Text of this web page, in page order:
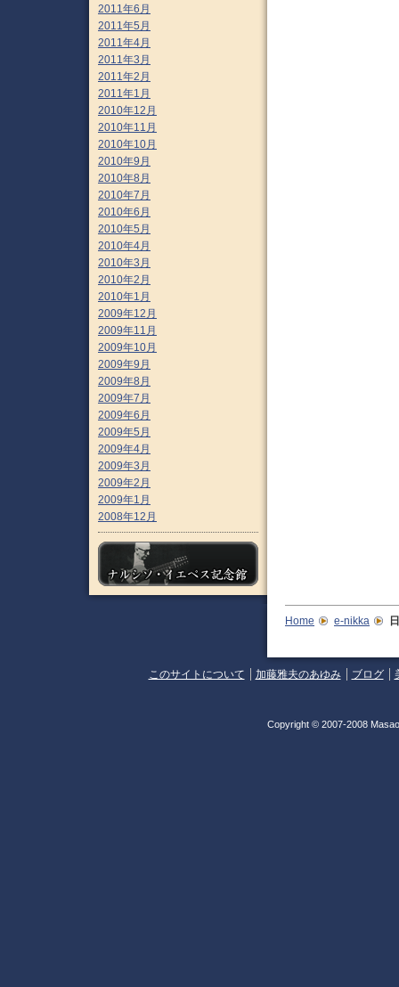
2011年6月
2011年5月
2011年4月
2011年3月
2011年2月
2011年1月
2010年12月
2010年11月
2010年10月
2010年9月
2010年8月
2010年7月
2010年6月
2010年5月
2010年4月
2010年3月
2010年2月
2010年1月
2009年12月
2009年11月
2009年10月
2009年9月
2009年8月
2009年7月
2009年6月
2009年5月
2009年4月
2009年3月
2009年2月
2009年1月
2008年12月
Home e-nikka
このサイトについて 加藤雅夫のあゆみ ブログ
Copyright © 2007-2008